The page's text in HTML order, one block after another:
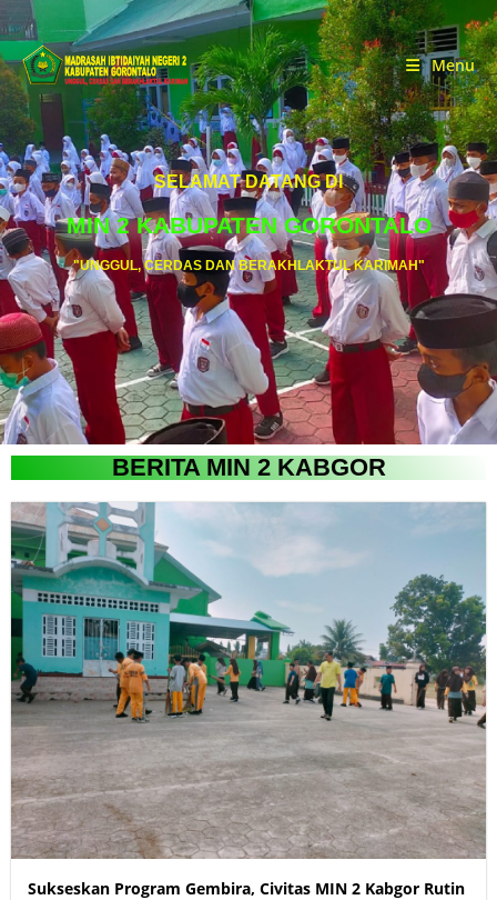
Menu
SELAMAT DATANG DI
MIN 2 KABUPATEN GORONTALO
"UNGGUL, CERDAS DAN BERAKHLAKTUL KARIMAH"
BERITA MIN 2 KABGOR
Sukseskan Program Gembira, Civitas MIN 2 Kabgor Rutin